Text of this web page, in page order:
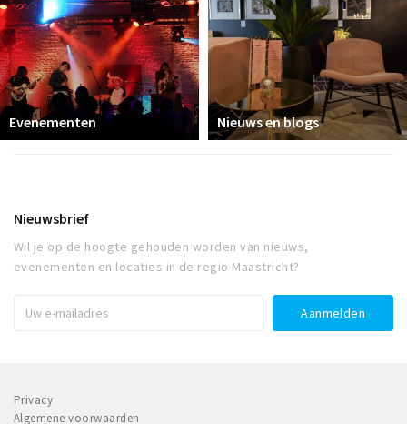
Evenementen Nieuws en blogs
Nieuwsbrief
Wil je op de hoogte gehouden worden van nieuws,
evenementen en locaties in de regio Maastricht?
Privacy
Algemene voorwaarden